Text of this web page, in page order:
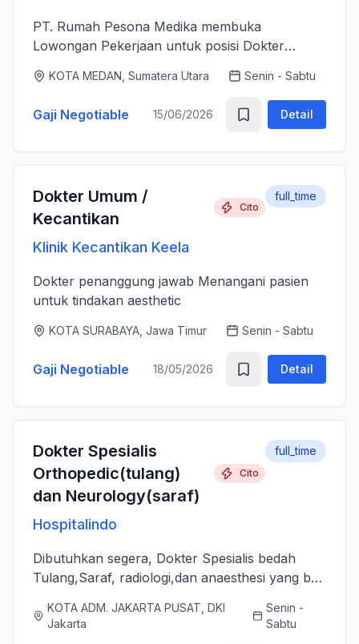
PT. Rumah Pesona Medika membuka
Lowongan Pekerjaan untuk posisi Dokter
layanan medis estetika yang aman, profesional
dan berkualitas tinggi sesuai standar k...
KOTA MEDAN, Sumatera Utara Senin - Sabtu
Gaji Negotiable 15/06/2026 Detail
Dokter Umum /
Kecantikan
Cito
Klinik Kecantikan Keela
full_time
Dokter penanggung jawab Menangani pasien
untuk tindakan aesthetic
KOTA SURABAYA, Jawa Timur Senin - Sabtu
Gaji Negotiable 18/05/2026 Detail
Dokter Spesialis
Orthopedic(tulang)
dan Neurology(saraf)
Cito
Hospitalindo
full_time
Dibutuhkan segera, Dokter Spesialis bedah
Tulang,Saraf, radiologi,dan anaesthesi yang bs
ramah dan berjiwa sosial. Bersedia bergabung
KOTA ADM. JAKARTA PUSAT, DKI
Jakarta
Senin -
Sabtu